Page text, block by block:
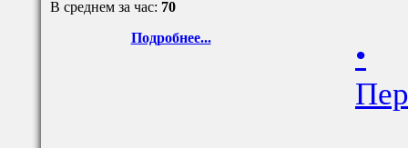
В среднем за час: 70
Подробнее...
•